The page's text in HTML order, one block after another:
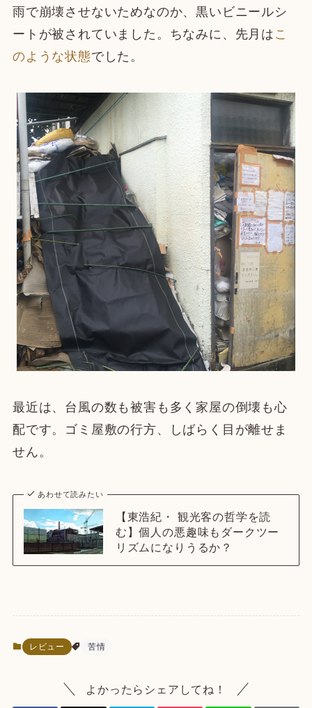
雨で崩壊させないためなのか、黒いビニールシ
ートが被されていました。ちなみに、先月は こ
のような状態でした。
最近は、台風の数も被害も多く家屋の倒壊も心
配です。ゴミ屋敷の行方、しばらく目が離せま
せん。
あわせて読みたい
【東浩紀・ 観光客の哲学を読
む】個人の悪趣味もダークツー
リズムになりうるか？
レビュー 苦情
よかったらシェアしてね！